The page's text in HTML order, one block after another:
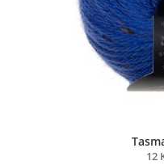
12